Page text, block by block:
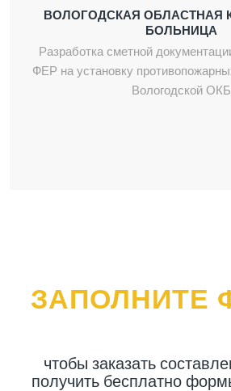
ВОЛОГОДСКАЯ ОБЛАСТНАЯ
БОЛЬНИЦА
Разработка сметной
ФЕР на установку
Вологодской ОКБ
ЗАПОЛНИТЕ
чтобы заказать
получить бесплатно